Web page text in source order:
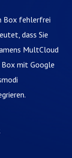
Box fehlerfrei
dass Sie
MultCloud
Box mit Google